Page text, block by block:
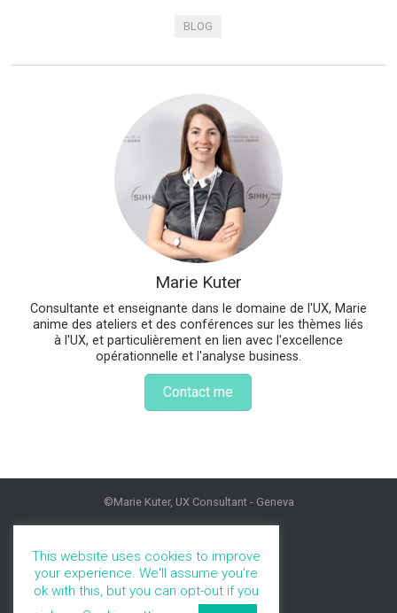
BLOG
Marie Kuter
Consultante et enseignante dans le domaine de l'UX, Marie
anime des ateliers et des conférences sur les thèmes liés
à l'UX, et particulièrement en lien avec l'excellence
opérationnelle et l'analyse business.
Contact me
©Marie Kuter, UX Consultant - Geneva
PROFILE
SERVICES
BLOG
This website uses cookies to improve
your experience. We'll assume you're
ok with this, but you can opt-out if you